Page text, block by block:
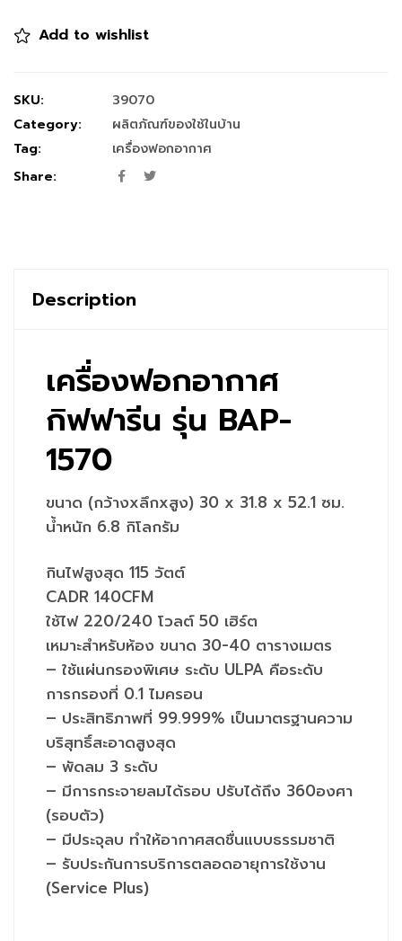
Add to wishlist
SKU:
39070
Category:
ผลิตภัณฑ์ของใช้ในบ้าน
Tag:
เครื่องฟอกอากาศ
Share:
Description
เครื่องฟอกอากาศ
กิฟฟารีน รุ่น BAP-
1570
ขนาด (กว้างxลึกxสูง) 30 x 31.8 x 52.1 ซม.
น้ำหนัก 6.8 กิโลกรัม
กินไฟสูงสุด 115 วัตต์
CADR 140CFM
ใช้ไฟ 220/240 โวลต์ 50 เฮิร์ต
เหมาะสำหรับห้อง ขนาด 30-40 ตารางเมตร
– ใช้แผ่นกรองพิเศษ ระดับ ULPA คือระดับ
การกรองที่ 0.1 ไมครอน
– ประสิทธิภาพที่ 99.999% เป็นมาตรฐานความ
บริสุทธิ์สะอาดสูงสุด
– พัดลม 3 ระดับ
– มีการกระจายลมได้รอบ ปรับได้ถึง 360องศา
(รอบตัว)
– มีประจุลบ ทำให้อากาศสดชื่นแบบธรรมชาติ
– รับประกันการบริการตลอดอายุการใช้งาน
(Service Plus)